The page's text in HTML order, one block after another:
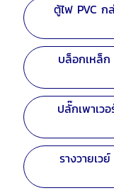
ตู้ไฟ PVC
บล็อกเหล็
ปลั๊กเพาเว
รางวายเว